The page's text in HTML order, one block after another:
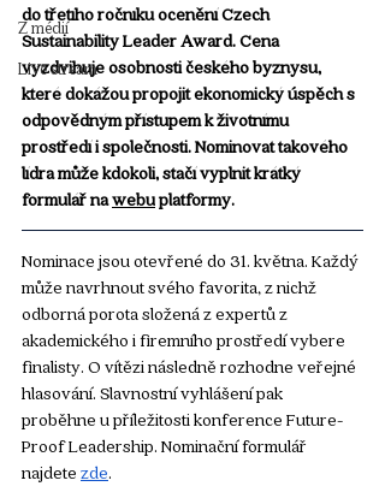
Z médií
Live stream
do třetího ročníku ocenění Czech
Sustainability Leader Award. Cena
vyzdvihuje osobnosti českého byznysu,
které dokážou propojit ekonomický úspěch s
odpovědným přístupem k životnímu
prostředí i společnosti. Nominovat takového
lídra může kdokoli, stačí vyplnit krátký
formulář na webu platformy.
Nominace jsou otevřené do 31. května. Každý
může navrhnout svého favorita, z nichž
odborná porota složená z expertů z
akademického i firemního prostředí vybere
finalisty. O vítězi následně rozhodne veřejné
hlasování. Slavnostní vyhlášení pak
proběhne u příležitosti konference Future-
Proof Leadership. Nominační formulář
najdete zde.